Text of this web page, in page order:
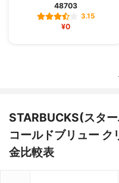
48703
3.15
¥0
STARBUCKS(スタ
コールドブリュー
金比較表